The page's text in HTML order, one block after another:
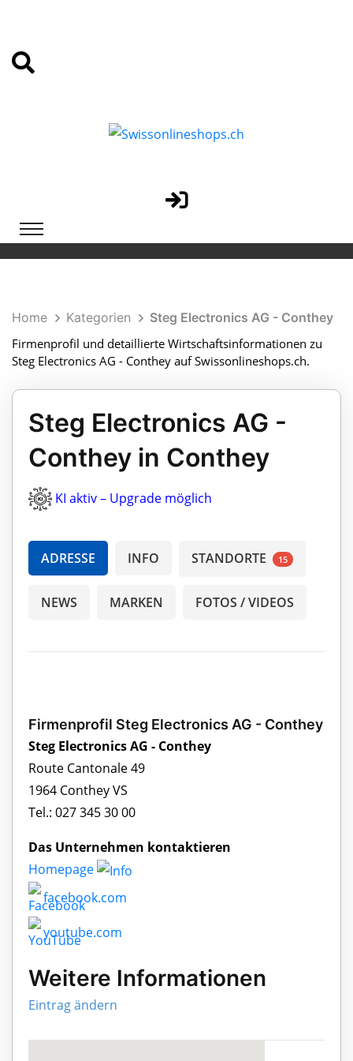
Home Kategorien
Steg Electronics AG - Conthey
Firmenprofil und detaillierte Wirtschaftsinformationen zu
Steg Electronics AG - Conthey auf Swissonlineshops.ch.
Steg Electronics AG -
Conthey in Conthey
KI aktiv – Upgrade möglich
ADRESSE INFO STANDORTE 15
NEWS MARKEN FOTOS / VIDEOS
Firmenprofil Steg Electronics AG - Conthey
Steg Electronics AG - Conthey
Route Cantonale 49
1964 Conthey VS
Tel.: 027 345 30 00
Das Unternehmen kontaktieren
Homepage
facebook.com
youtube.com
Weitere Informationen
Eintrag ändern